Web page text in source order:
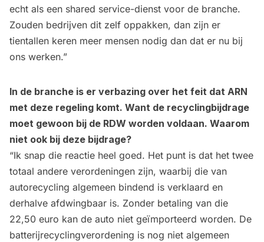
echt als een shared service-dienst voor de branche.
Zouden bedrijven dit zelf oppakken, dan zijn er
tientallen keren meer mensen nodig dan dat er nu bij
ons werken.”
In de branche is er verbazing over het feit dat ARN
met deze regeling komt. Want de recyclingbijdrage
moet gewoon bij de RDW worden voldaan. Waarom
niet ook bij deze bijdrage?
“Ik snap die reactie heel goed. Het punt is dat het twee
totaal andere verordeningen zijn, waarbij die van
autorecycling algemeen bindend is verklaard en
derhalve afdwingbaar is. Zonder betaling van die
22,50 euro kan de auto niet geïmporteerd worden. De
batterijrecyclingverordening is nog niet algemeen